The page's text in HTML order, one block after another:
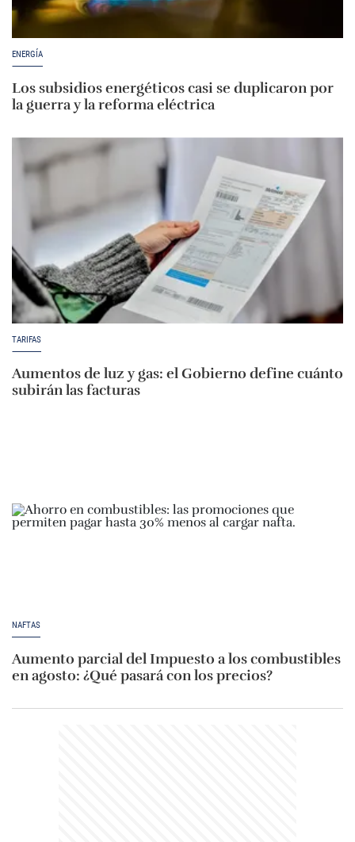
ENERGÍA
Los subsidios energéticos casi se duplicaron por
la guerra y la reforma eléctrica
TARIFAS
Aumentos de luz y gas: el Gobierno define cuánto
subirán las facturas
NAFTAS
Aumento parcial del Impuesto a los combustibles
en agosto: ¿Qué pasará con los precios?